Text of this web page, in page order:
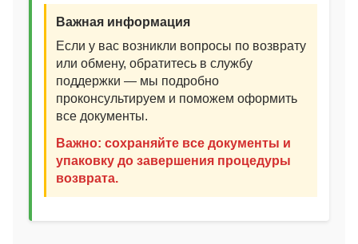
Важная информация
Если у вас возникли вопросы по возврату
или обмену, обратитесь в службу
поддержки — мы подробно
проконсультируем и поможем оформить
все документы.
Важно: сохраняйте все документы и
упаковку до завершения процедуры
возврата.